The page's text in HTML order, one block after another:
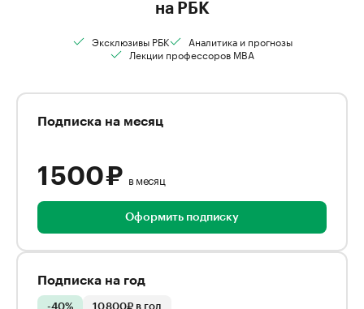
на РБК
Эксклюзивы РБК
Аналитика и прогнозы
Лекции профессоров MBA
Подписка на месяц
1 500 ₽ в месяц
Оформить подписку
Подписка на год
-40% 10 800₽ в год